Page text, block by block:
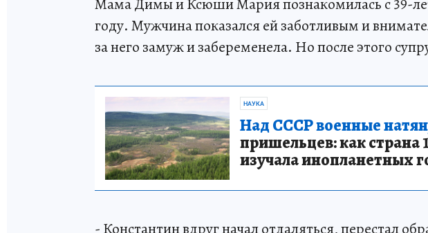
Мама Димы и Ксюши Мария познакомилась с 39-
году. Мужчина показался ей заботливым и
за него замуж и забеременела. Но после этого
НАУКА
Над СССР военные
пришельцев: как страна
изучала инопланетных